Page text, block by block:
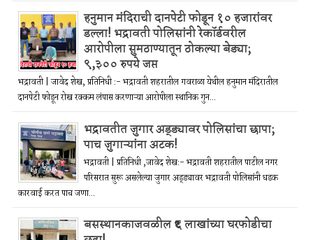
हनुमान मंदिराची दानपेटी फोडून १० हजारांवर
डल्ला! भद्रावती पोलिसांनी रेकॉर्डवरील
आरोपीला सुमठाण्यातून ठोकल्या बेड्या;
९,३०० रुपये जप्त
भद्रावती | जावेद शेख, प्रतिनिधी :- भद्रावती शहरातील गवराळा येथील हनुमान मंदिरातील
दानपेटी फोडून रोख रक्कम लंपास करणाऱ्या आरोपीला स्थानिक गुन...
भद्रावतीत जुगार अड्ड्यावर पोलिसांचा छापा;
पाच जुगाऱ्यांना अटक!
भद्रावती | प्रतिनिधी ,जावेद शेख:- भद्रावती शहरातील पाटील नगर
परिसरात सुरू असलेल्या जुगार अड्ड्यावर भद्रावती पोलिसांनी धडक
कारवाई करत पाच जणा...
बसस्थानकाजवळील ₹६ लाखांच्या घरफोडीचा